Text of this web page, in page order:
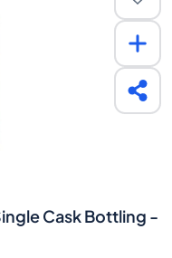
Cask Bottling -